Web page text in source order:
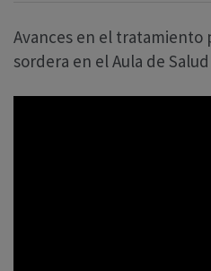
Avances en el tratamiento
sordera en el Aula de